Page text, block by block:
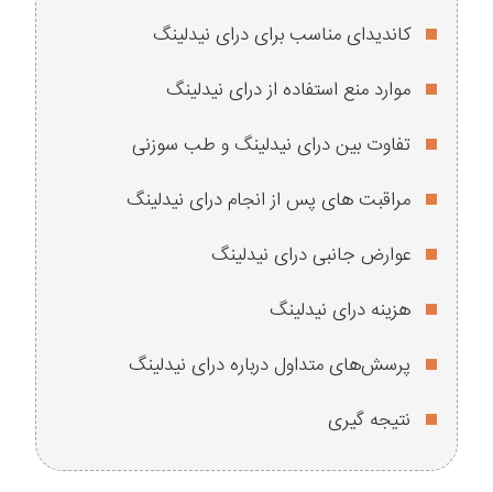
کاندیدای مناسب برای درای نیدلینگ
موارد منع استفاده از درای نیدلینگ
تفاوت بین درای نیدلینگ و طب سوزنی
مراقبت‌ های پس از انجام درای نیدلینگ
عوارض جانبی درای نیدلینگ
هزینه درای نیدلینگ
پرسش‌های متداول درباره درای نیدلینگ
نتیجه گیری